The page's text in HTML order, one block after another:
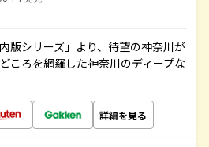
版シリーズ」より、待望の神奈川が
ころを網羅した神奈川のディープな
詳細を見る